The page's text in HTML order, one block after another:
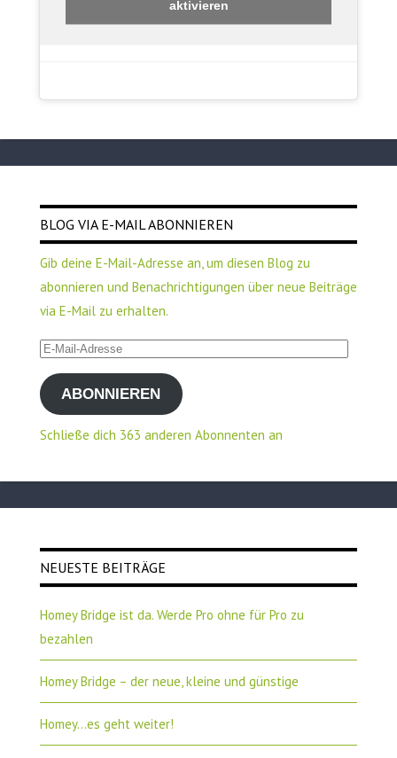
aktivieren
BLOG VIA E-MAIL ABONNIEREN
Gib deine E-Mail-Adresse an, um diesen Blog zu
abonnieren und Benachrichtigungen über neue Beiträge
via E-Mail zu erhalten.
E-
Mail-
AdresseABONNIEREN
Schließe dich 363 anderen Abonnenten an
NEUESTE BEITRÄGE
Homey Bridge ist da. Werde Pro ohne für Pro zu
bezahlen
Homey Bridge – der neue, kleine und günstige
Homey…es geht weiter!